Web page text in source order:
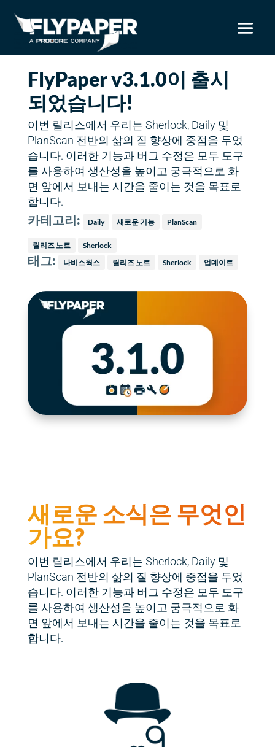
FlyPaper v3.1.0이 출시
되었습니다!
이번 릴리스에서 우리는 Sherlock, Daily 및
PlanScan 전반의 삶의 질 향상에 중점을 두었
습니다. 이러한 기능과 버그 수정은 모두 도구
를 사용하여 생산성을 높이고 궁극적으로 화
면 앞에서 보내는 시간을 줄이는 것을 목표로
합니다.
카테고리: Daily 새로운 기능 PlanScan
릴리즈 노트 Sherlock
태그: 나비스웍스 릴리즈 노트 Sherlock 업데이트
새로운 소식은 무엇인
가요?
이번 릴리스에서 우리는 Sherlock, Daily 및
PlanScan 전반의 삶의 질 향상에 중점을 두었
습니다. 이러한 기능과 버그 수정은 모두 도구
를 사용하여 생산성을 높이고 궁극적으로 화
면 앞에서 보내는 시간을 줄이는 것을 목표로
합니다.